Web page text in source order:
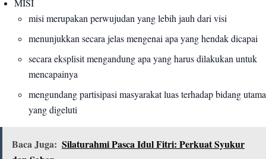
MISI
misi merupakan perwujudan yang lebih jauh dari visi
menunjukkan secara jelas mengenai apa yang hendak dicapai
secara eksplisit mengandung apa yang harus dilakukan untuk
mencapainya
mengundang partisipasi masyarakat luas terhadap bidang utama
yang digeluti
Baca Juga: Silaturahmi Pasca Idul Fitri: Perkuat Syukur